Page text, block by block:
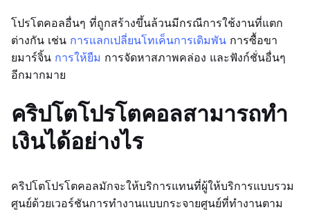
โปรโตคอลอื่นๆ ที่ถูกสร้างขึ้นล้วนมีกรณีการใช้งานที่แตก
ต่างกัน เช่น การแลกเปลี่ยนโทเค็นการเดิมพัน การซื้อขา
ยมาร์จิ้น การให้ยืม การจัดหาสภาพคล่อง และฟังก์ชั่นอื่นๆ
อีกมากมาย
คริปโตโปรโตคอลสามารถทำ
เงินได้อย่างไร
คริปโตโปรโตคอลมักจะให้บริการแทนที่ผู้ให้บริการแบบรวม
ศูนย์ด้วยเวอร์ชันการทำงานแบบกระจายศูนย์ที่ทำงานตาม